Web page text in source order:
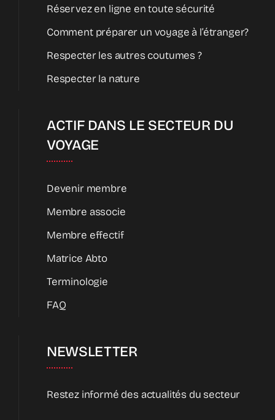
Réservez en ligne en toute sécurité
Comment préparer un voyage à l’étranger?
Respecter les autres coutumes ?
Respecter la nature
ACTIF DANS LE SECTEUR DU
VOYAGE
Devenir membre
Membre associe
Membre effectif
Matrice Abto
Terminologie
FAQ
NEWSLETTER
Restez informé des actualités du secteur